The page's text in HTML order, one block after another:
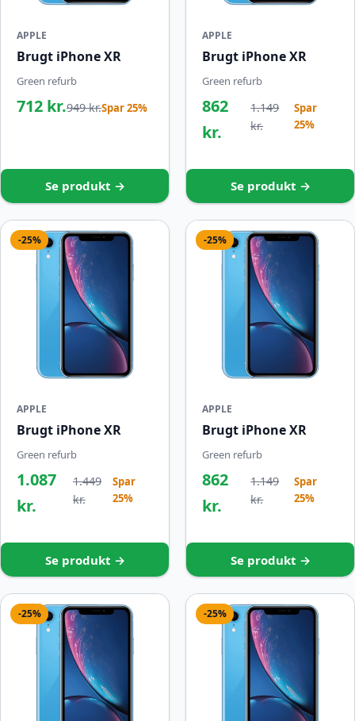
APPLE
Brugt iPhone XR
Green refurb
712 kr.949 kr.Spar 25%
Se produkt →
APPLE
Brugt iPhone XR
Green refurb
862
kr.
1.149
kr.
Spar
25%
Se produkt →
-25%
APPLE
Brugt iPhone XR
Green refurb
1.087
kr.
1.449
kr.
Spar
25%
Se produkt →
-25%
APPLE
Brugt iPhone XR
Green refurb
862
kr.
1.149
kr.
Spar
25%
Se produkt →
-25% -25%